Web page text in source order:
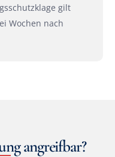
gilt
Wochen nach
angreifbar?